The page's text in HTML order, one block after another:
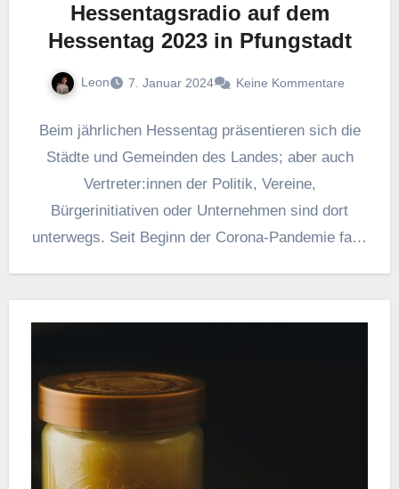
Hessentagsradio auf dem
Hessentag 2023 in Pfungstadt
Leon 7. Januar 2024 Keine Kommentare
Beim jährlichen Hessentag präsentieren sich die
Städte und Gemeinden des Landes; aber auch
Vertreter:innen der Politik, Vereine,
Bürgerinitiativen oder Unternehmen sind dort
unterwegs. Seit Beginn der Corona-Pandemie fand